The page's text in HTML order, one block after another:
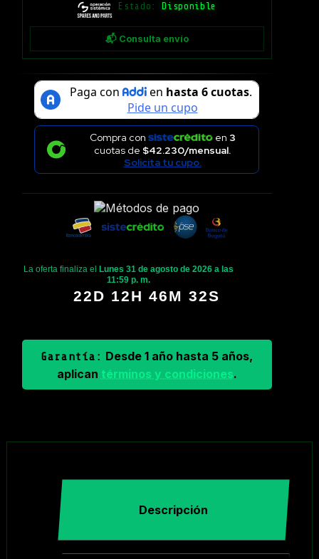
Estado: Disponible
📬 Consulta envío
Compra con en 3
cuotas de $42.230/mensual.
Solicita tu cupo.
La oferta finaliza el
Lunes 31 de agosto de 2026 a las
11:59 p. m.
22D 12H 46M 31S
Garantía: Desde 1 año hasta 5 años,
aplican términos y condiciones.
Descripción